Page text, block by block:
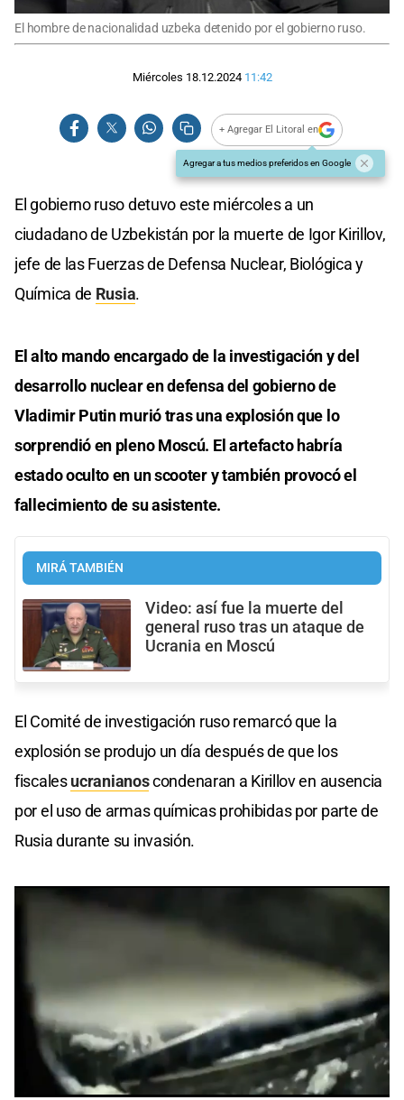
El hombre de nacionalidad uzbeka detenido por el gobierno ruso.
Miércoles 18.12.2024 11:42
+ Agregar El Litoral en
Agregar a tus medios preferidos en Google
El gobierno ruso detuvo este miércoles a un
ciudadano de Uzbekistán por la muerte de Igor Kirillov,
jefe de las Fuerzas de Defensa Nuclear, Biológica y
Química de Rusia.
El alto mando encargado de la investigación y del
desarrollo nuclear en defensa del gobierno de
Vladimir Putin murió tras una explosión que lo
sorprendió en pleno Moscú. El artefacto habría
estado oculto en un scooter y también provocó el
fallecimiento de su asistente.
MIRÁ TAMBIÉN
Video: así fue la muerte del
general ruso tras un ataque de
Ucrania en Moscú
El Comité de investigación ruso remarcó que la
explosión se produjo un día después de que los
fiscalesucranianoscondenaran a Kirillov en ausencia
por el uso de armas químicas prohibidas por parte de
Rusia durante su invasión.